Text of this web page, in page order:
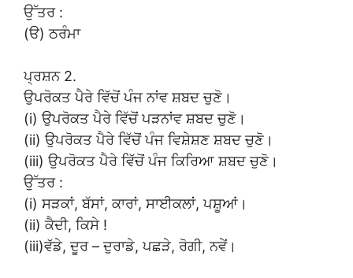
ਉੱਤਰ :
(ੳ) ਠਰੰਮਾ
ਪ੍ਰਸ਼ਨ 2.
ਉਪਰੋਕਤ ਪੈਰੇ ਵਿੱਚੋਂ ਪੰਜ ਨਾਂਵ ਸ਼ਬਦ ਚੁਣੋ।
(i) ਉਪਰੋਕਤ ਪੈਰੇ ਵਿੱਚੋਂ ਪੜਨਾਂਵ ਸ਼ਬਦ ਚੁਣੋ।
(ii) ਉਪਰੋਕਤ ਪੈਰੇ ਵਿੱਚੋਂ ਪੰਜ ਵਿਸ਼ੇਸ਼ਣ ਸ਼ਬਦ ਚੁਣੋ।
(iii) ਉਪਰੋਕਤ ਪੈਰੇ ਵਿੱਚੋਂ ਪੰਜ ਕਿਰਿਆ ਸ਼ਬਦ ਚੁਣੋ।
ਉੱਤਰ :
(i) ਸੜਕਾਂ, ਬੱਸਾਂ, ਕਾਰਾਂ, ਸਾਈਕਲਾਂ, ਪਸ਼ੂਆਂ।
(ii) ਕੈਦੀ, ਕਿਸੇ !
(iii)ਵੱਡੇ, ਦੂਰ – ਦੁਰਾਡੇ, ਪਛੜੇ, ਰੋਗੀ, ਨਵੇਂ।